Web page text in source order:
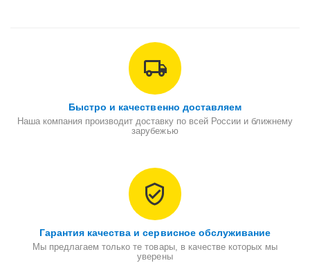
Быстро и качественно доставляем
Наша компания производит доставку по всей России и ближнему
зарубежью
Гарантия качества и сервисное обслуживание
Мы предлагаем только те товары, в качестве которых мы
уверены